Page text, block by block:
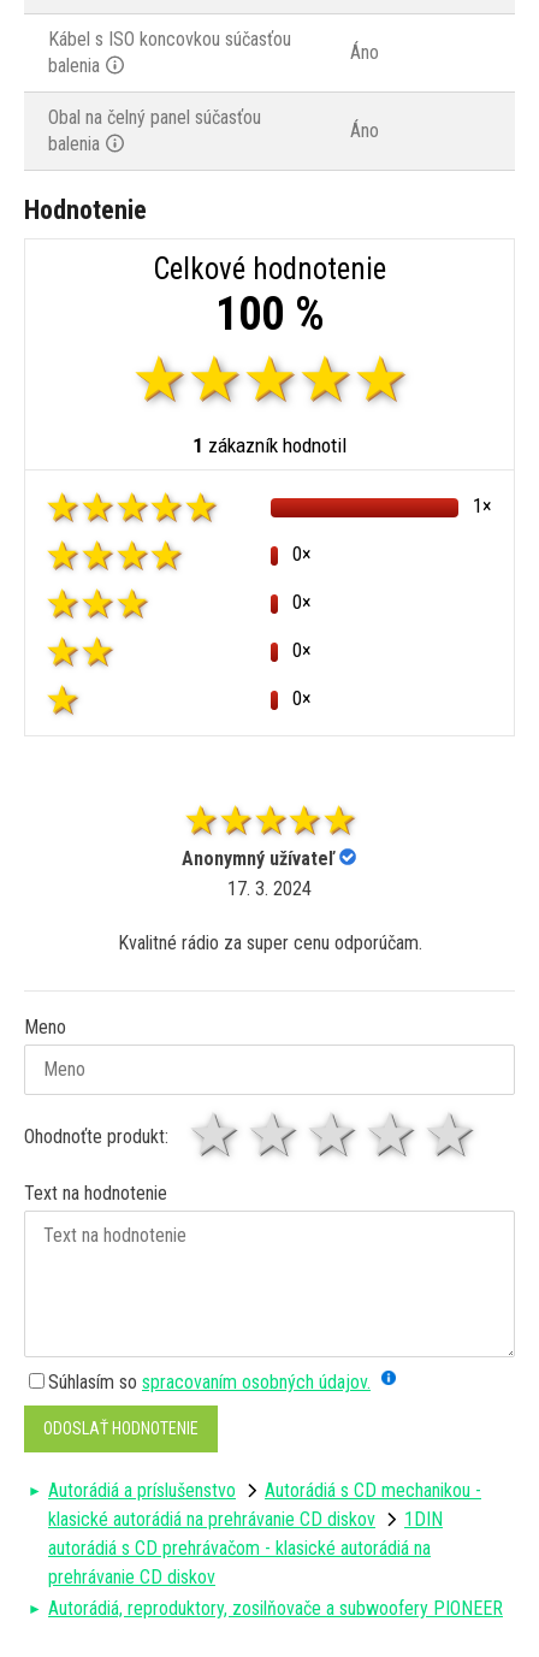
Kábel s ISO koncovkou súčasťou
balenia
Áno
Obal na čelný panel súčasťou
balenia
Áno
Hodnotenie
Celkové hodnotenie
100 %
1 zákazník hodnotil
1×
0×
0×
0×
0×
Anonymný užívateľ
17. 3. 2024
Kvalitné rádio za super cenu odporúčam.
Meno
Ohodnoťte produkt: 4
3
2 hviezdy
1 hviezda
Text na hodnotenie
Súhlasím so spracovaním osobných údajov.
ODOSLAŤ HODNOTENIE
Autorádiá a príslušenstvo
Autorádiá s CD mechanikou -
klasické autorádiá na prehrávanie CD diskov
1DIN
autorádiá s CD prehrávačom - klasické autorádiá na
prehrávanie CD diskov
Autorádiá, reproduktory, zosilňovače a subwoofery PIONEER